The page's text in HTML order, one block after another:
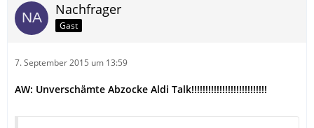
Nachfrager
Gast
7. September 2015 um 13:59
AW: Unverschämte Abzocke Aldi Talk!!!!!!!!!!!!!!!!!!!!!!!!!!!